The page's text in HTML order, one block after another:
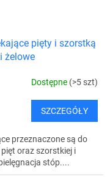
pięty i szorstką
żelowe
Dostępne (>5 szt)
SZCZEGÓŁY
przeznaczone są do
oraz szorstkiej i
stóp....